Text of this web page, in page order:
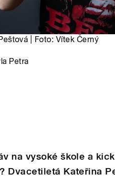
| Foto: Vítek Černý
Petra
na vysoké škole a
Dvacetiletá Kateřina